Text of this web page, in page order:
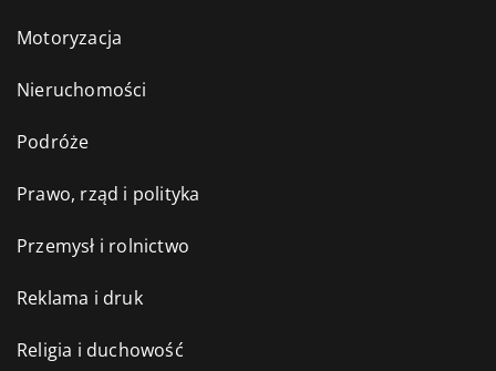
Motoryzacja
Nieruchomości
Podróże
Prawo, rząd i polityka
Przemysł i rolnictwo
Reklama i druk
Religia i duchowość